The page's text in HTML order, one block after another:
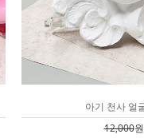
아기 천사 얼
12,000원